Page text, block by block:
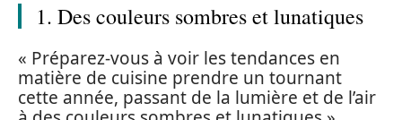
1. Des couleurs sombres et lunatiques
« Préparez-vous à voir les tendances en
matière de cuisine prendre un tournant
cette année, passant de la lumière et de l’air